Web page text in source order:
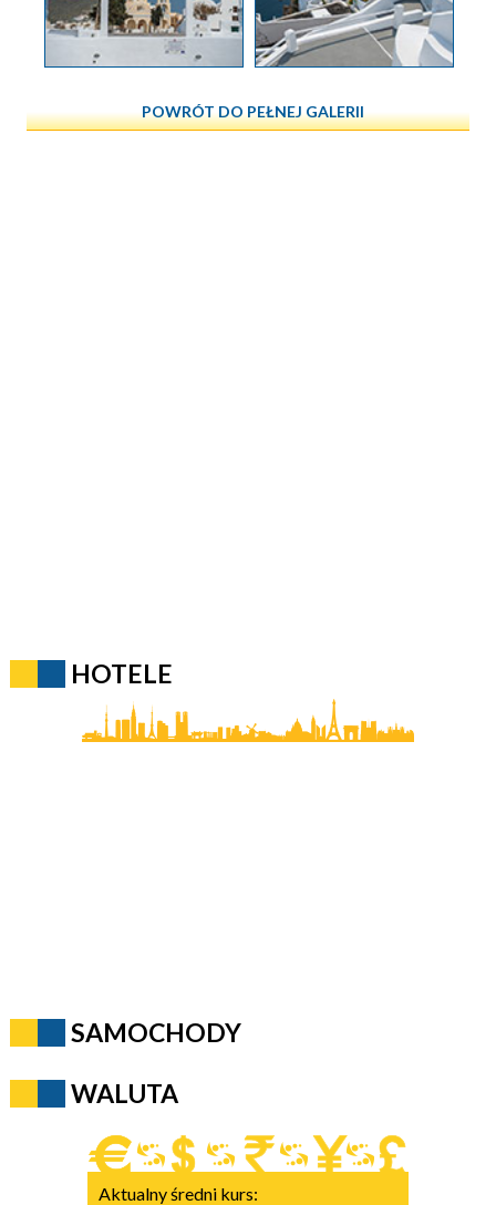
POWRÓT DO PEŁNEJ GALERII
HOTELE
SAMOCHODY
WALUTA
Aktualny średni kurs: